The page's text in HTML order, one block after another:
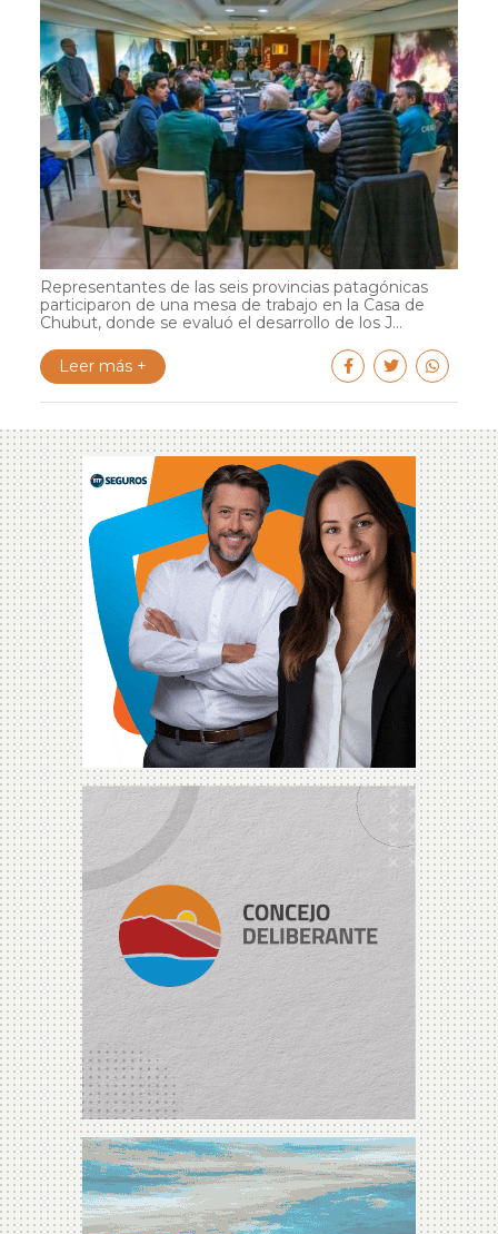
Representantes de las seis provincias patagónicas
participaron de una mesa de trabajo en la Casa de
Chubut, donde se evaluó el desarrollo de los J...
Leer más +